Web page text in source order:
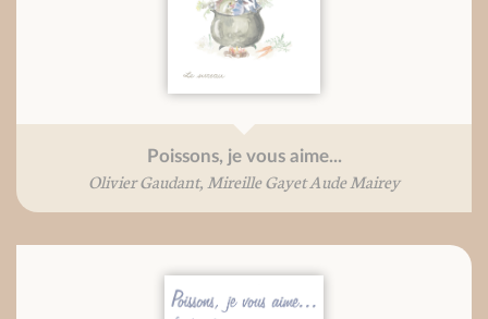
Poissons, je vous aime...
Olivier Gaudant, Mireille Gayet Aude Mairey